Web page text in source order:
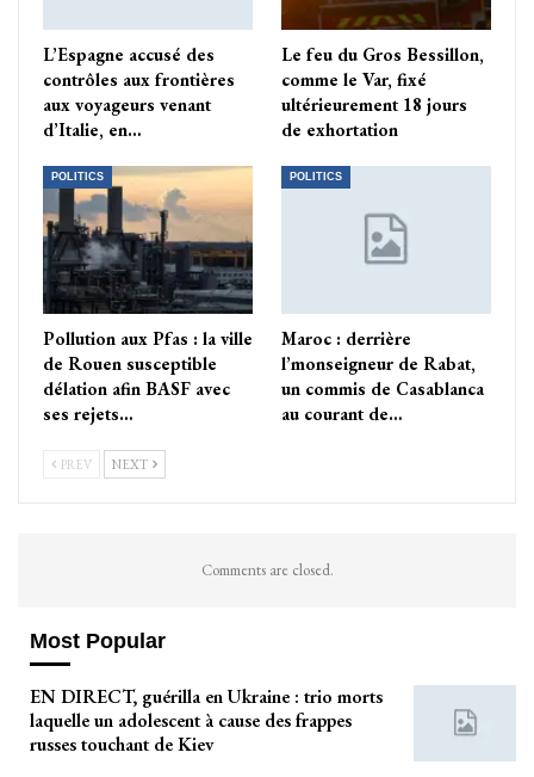
L’Espagne accusé des
contrôles aux frontières
aux voyageurs venant
d’Italie, en…
Le feu du Gros Bessillon,
comme le Var, fixé
ultérieurement 18 jours
de exhortation
POLITICS
Pollution aux Pfas : la ville
de Rouen susceptible
délation afin BASF avec
ses rejets…
POLITICS
Maroc : derrière
l’monseigneur de Rabat,
un commis de Casablanca
au courant de…
PREV NEXT
Comments are closed.
Most Popular
EN DIRECT, guérilla en Ukraine : trio morts
laquelle un adolescent à cause des frappes
russes touchant de Kiev